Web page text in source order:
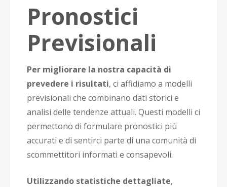
Pronostici
Previsionali
Per migliorare la nostra capacità di
prevedere i risultati, ci affidiamo a modelli
previsionali che combinano dati storici e
analisi delle tendenze attuali. Questi modelli ci
permettono di formulare pronostici più
accurati e di sentirci parte di una comunità di
scommettitori informati e consapevoli.
Utilizzando statistiche dettagliate,